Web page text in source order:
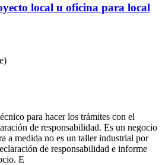
local u oficina para local
para hacer los trámites con el
de responsabilidad. Es un negocio
a medida no es un taller industrial por
de responsabilidad e informe
E